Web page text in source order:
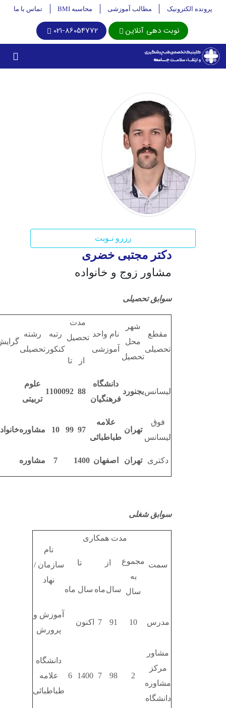
پرونده الکترونیک مطالب آموزشی محاسبه BMI تماس با ما
نوبت دهی آنلاین 021-86054772
رزرو نـوبت
دکتر مجتبی خضری
مشاور زوج و خانواده
سوابق تحصیلی
مقطع
تحصیلی
شهر
محل
تحصیل
نام واحد
آموزشی
مدت
تحصیل
رتبه
کنکور
رشته
تحصیلی
از تا
لیسانسبجنورد
دانشگاه
فرهنگیان
88
92
11000
علوم
تربیتی
فوق
لیسانس
تهران
علامه
طباطبائی
97
99
10 مشاوره
دکتری تهران اصفهان 1400
7 مشاوره
سوابق شغلی
سمت
مدت همکاری
نام
سازمان /
نهاد
مجموع
به
سال
از تا
سالماه سال ماه
مدرس 10
91
7 اکنون
آموزش و
پرورش
مشاور
مرکز
مشاوره
دانشگاه
2
98
7
1400
6
دانشگاه
علامه
طباطبائی